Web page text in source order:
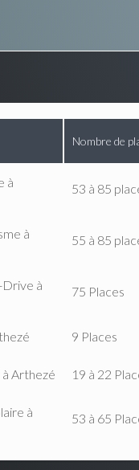
Nombre de
à
53 à 85
à
55 à 85
à
75 Places
9 Places
Arthezé 19 à 22
à
53 à 65